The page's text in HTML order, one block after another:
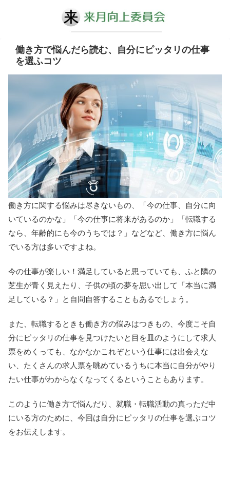
働き方で悩んだら読む、自分にピッタリの仕事
を選ふコツ
働き方に関する悩みは尽きないもの、「今の仕事、自分に向
いているのかな」「今の仕事に将来があるのか」「転職する
なら、年齢的にも今のうちでは？」などなど、働き方に悩ん
でいる方は多いですよね。
今の仕事が楽しい！満足していると思っていても、ふと隣の
芝生が青く見えたり、子供の頃の夢を思い出して「本当に満
足している？」と自問自答することもあるでしょう。
また、転職するときも働き方の悩みはつきもの、今度こそ自
分にピッタリの仕事を見つけたいと目を皿のようにして求人
票をめくっても、なかなかこれぞという仕事には出会えな
い、たくさんの求人票を眺めているうちに本当に自分がやり
たい仕事がわからなくなってくるということもあります。
このように働き方で悩んだり、就職・転職活動の真っただ中
にいる方のために、今回は自分にピッタリの仕事を選ぶコツ
をお伝えします。